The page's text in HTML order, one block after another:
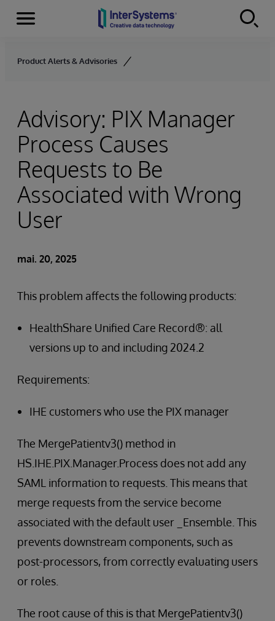
Skip to content
Menu
Product Alerts & Advisories
Advisory: PIX Manager
Process Causes
Requests to Be
Associated with Wrong
User
mai. 20, 2025
This problem affects the following products:
HealthShare Unified Care Record®: all
versions up to and including 2024.2
Requirements:
IHE customers who use the PIX manager
The MergePatientv3() method in
HS.IHE.PIX.Manager.Process does not add any
SAML information to requests. This means that
merge requests from the service become
associated with the default user _Ensemble. This
prevents downstream components, such as
post-processors, from correctly evaluating users
or roles.
The root cause of this is that MergePatientv3()